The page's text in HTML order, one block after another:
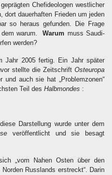
Chefideologen westlicher
dort dauerhaften Frieden um jeden
so heraus gefunden. Die Frage
dem warum.Warum muss Saudi-
werden?
Jahr 2005 fertig. Ein Jahr später
stellte die Zeitschrift Osteuropa
auch sie hat „Problemzonen“
Teil des Halbmondes :
Darstellung wurde unter dem
veröffentlicht und sie besagt
„vom Nahen Osten über den
Russlands erstreckt“. Darin